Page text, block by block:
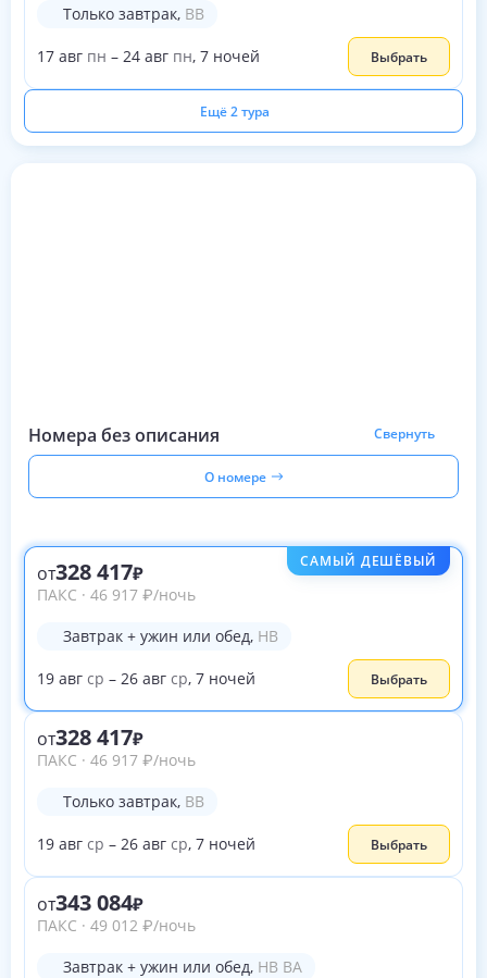
Только завтрак, BB
17 авг пн – 24 авг пн, 7 ночей Выбрать
Ещё 2 тура
Номера без описания Свернуть
О номере
САМЫЙ ДЕШЁВЫЙ
от328 417
ПАКС · 46 917 ₽/ночь
Завтрак + ужин или обед, HB
19 авг ср – 26 авг ср, 7 ночей Выбрать
от328 417
ПАКС · 46 917 ₽/ночь
Только завтрак, BB
19 авг ср – 26 авг ср, 7 ночей Выбрать
от343 084
ПАКС · 49 012 ₽/ночь
Завтрак + ужин или обед, HB BA